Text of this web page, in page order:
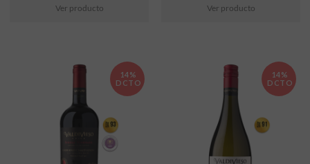
Ver producto Ver producto
14%
DCTO
14%
DCTO